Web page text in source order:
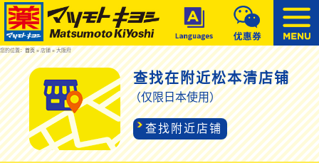
您的位置：首页» 店铺 » 大阪府
查找在附近松本清店铺
（仅限日本使用）
查找附近店铺